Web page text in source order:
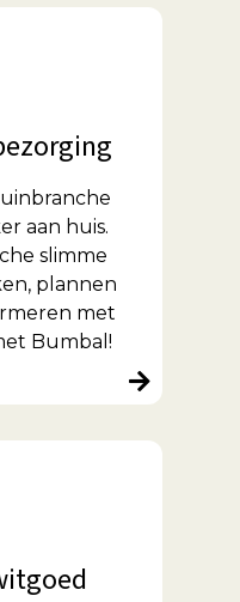
aan huis.
slimme
plannen
met
Bumbal!